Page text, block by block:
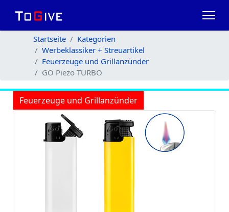
Startseite
Kategorien
Werbeklassiker + Streuartikel
Feuerzeuge und Grillanzünder
GO Piezo TURBO
Feuerzeuge und Grillanzünder